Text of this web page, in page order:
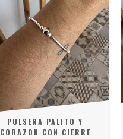
PULSERA PALITO Y
CORAZON CON CIERRE